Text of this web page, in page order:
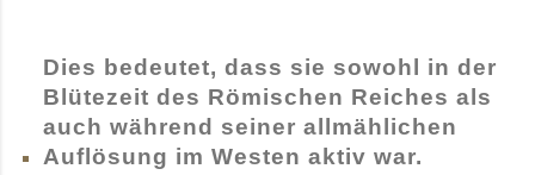
Dies bedeutet, dass sie sowohl in der
Blütezeit des Römischen Reiches als
auch während seiner allmählichen
Auflösung im Westen aktiv war.